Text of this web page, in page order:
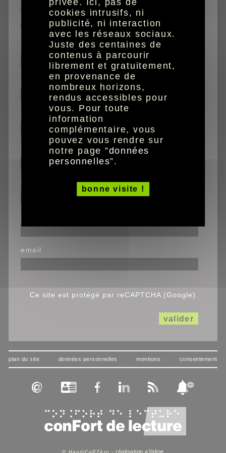
caractères agrandis
audio
prénom
adresse
code postal
ville
email
Ce site est protégé par reCAPTCHA (Google).
valider
plan du site données personnelles mentions consentement
© HandiCaPZéro -réalisation aYaline
privée. Ici, pas de
cookies intrusifs, ni
publicité, ni interaction
avec les réseaux sociaux.
Juste des centaines de
contenus à parcourir
librement et gratuitement,
en provenance de
nombreux horizons,
rendus accessibles pour
vous. Pour toute
information
complémentaire, vous
pouvez vous rendre sur
notre page ”données
personnelles”.
bonne visite !